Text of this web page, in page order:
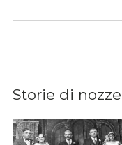
Storie di